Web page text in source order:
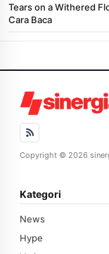
Tears on a Withered
Cara Baca
Copyright © 2026
Kategori
News
Hype